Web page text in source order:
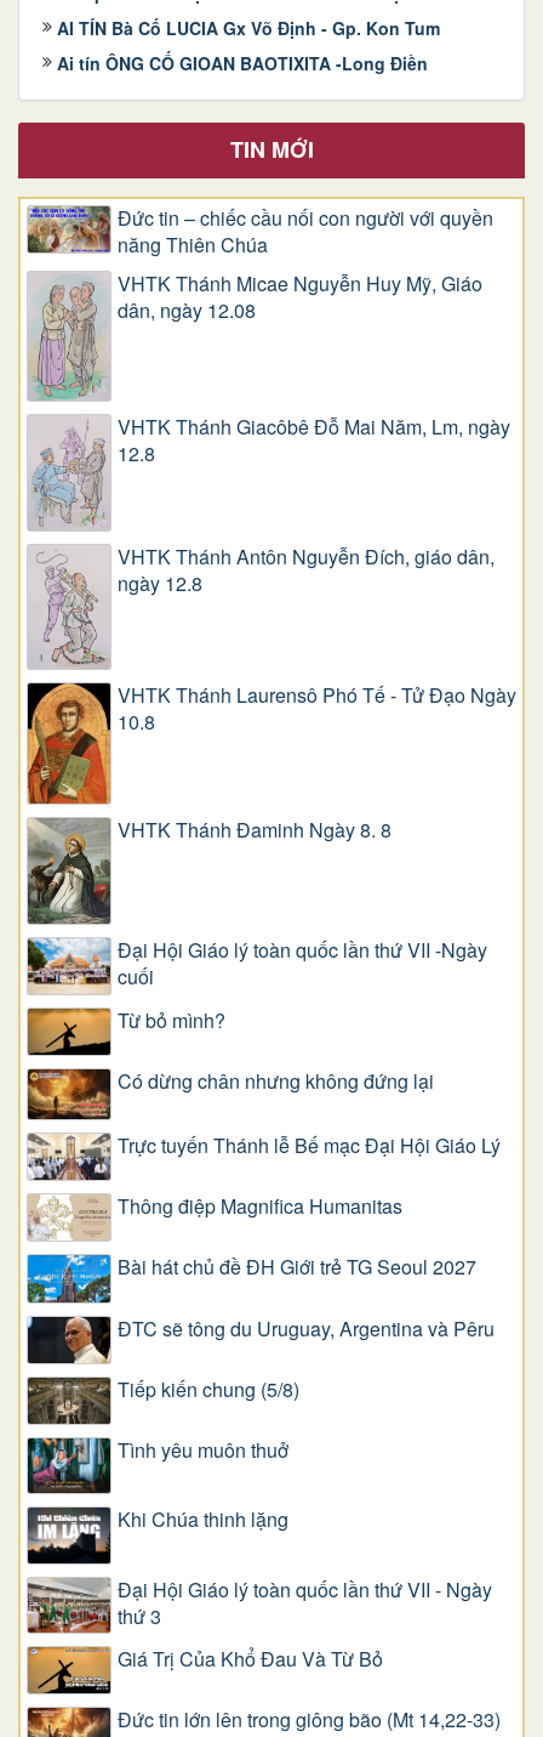
AI TÍN Bà Cố LUCIA Gx Võ Định - Gp. Kon Tum
Ai tín ÔNG CỐ GIOAN BAOTIXITA -Long Điền
TIN MỚI
Đức tin – chiếc cầu nối con người với quyền
năng Thiên Chúa
VHTK Thánh Micae Nguyễn Huy Mỹ, Giáo
dân, ngày 12.08
VHTK Thánh Giacôbê Ðỗ Mai Năm, Lm, ngày
12.8
VHTK Thánh Antôn Nguyễn Ðích, giáo dân,
ngày 12.8
VHTK Thánh Laurensô Phó Tế - Tử Đạo Ngày
10.8
VHTK Thánh Đaminh Ngày 8. 8
Đại Hội Giáo lý toàn quốc lần thứ VII -Ngày
cuối
Từ bỏ mình?
Có dừng chân nhưng không đứng lại
Trực tuyến Thánh lễ Bế mạc Đại Hội Giáo Lý
Thông điệp Magnifica Humanitas
Bài hát chủ đề ĐH Giới trẻ TG Seoul 2027
ĐTC sẽ tông du Uruguay, Argentina và Pêru
Tiếp kiến chung (5/8)
Tình yêu muôn thuở
Khi Chúa thinh lặng
Đại Hội Giáo lý toàn quốc lần thứ VII - Ngày
thứ 3
Giá Trị Của Khổ Ðau Và Từ Bỏ
Đức tin lớn lên trong giông bão (Mt 14,22-33)